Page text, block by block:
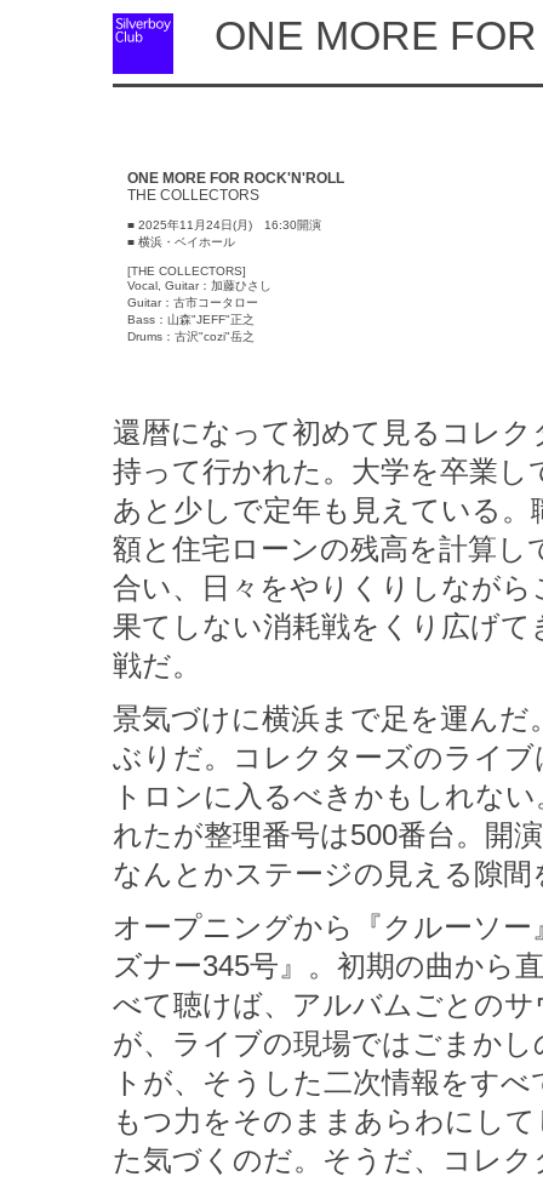
ONE MORE
ONE MORE FOR ROCK'N'ROLL
THE COLLECTORS
■ 2025年11月24日(月) 16:30開演
■ 横浜・ベイホール
[THE COLLECTORS]
Vocal, Guitar：加藤ひさし
Guitar：古市コータロー
Bass：山森"JEFF"正之
Drums：古沢"cozi"岳之
還暦になって初めて見るコレ
持って行かれた。大学を卒業し
あと少しで定年も見えている
額と住宅ローンの残高を計算
合い、日々をやりくりしなが
果てしない消耗戦をくり広げ
戦だ。
景気づけに横浜まで足を運んだ
ぶりだ。コレクターズのライ
トロンに入るべきかもしれな
れたが整理番号は500番台。開
なんとかステージの見える隙間
オープニングから『クルーソ
ズナー345号』。初期の曲から
べて聴けば、アルバムごとの
が、ライブの現場ではごまか
トが、そうした二次情報をす
もつ力をそのままあらわにし
た気づくのだ。そうだ、コレ